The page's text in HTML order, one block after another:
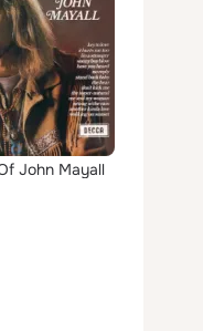
John Mayall